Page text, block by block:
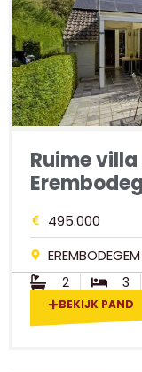
Ruime
495.000
EREMBODEGEM
2 3
BEKIJK PAND